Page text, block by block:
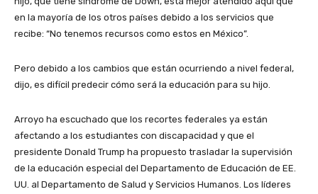
en la mayoría de los otros países debido a los servicios que
recibe: “No tenemos recursos como estos en México”.
Pero debido a los cambios que están ocurriendo a nivel federal,
dijo, es difícil predecir cómo será la educación para su hijo.
Arroyo ha escuchado que los recortes federales ya están
afectando a los estudiantes con discapacidad y que el
presidente Donald Trump ha propuesto trasladar la supervisión
de la educación especial del Departamento de Educación de EE.
UU. al Departamento de Salud y Servicios Humanos. Los líderes